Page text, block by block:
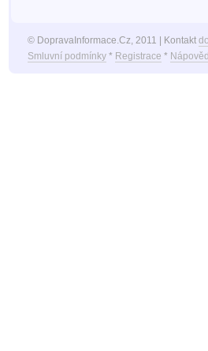
© DopravaInformace.Cz, 2011 | Kontakt
Smluvní podmínky* Registrace *